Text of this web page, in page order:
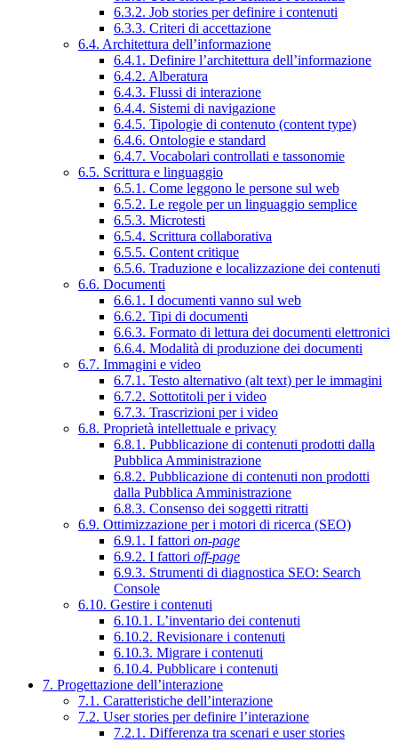
6.3.2. Job stories per definire i contenuti
6.3.3. Criteri di accettazione
6.4. Architettura dell’informazione
6.4.1. Definire l’architettura dell’informazione
6.4.2. Alberatura
6.4.3. Flussi di interazione
6.4.4. Sistemi di navigazione
6.4.5. Tipologie di contenuto (content type)
6.4.6. Ontologie e standard
6.4.7. Vocabolari controllati e tassonomie
6.5. Scrittura e linguaggio
6.5.1. Come leggono le persone sul web
6.5.2. Le regole per un linguaggio semplice
6.5.3. Microtesti
6.5.4. Scrittura collaborativa
6.5.5. Content critique
6.5.6. Traduzione e localizzazione dei contenuti
6.6. Documenti
6.6.1. I documenti vanno sul web
6.6.2. Tipi di documenti
6.6.3. Formato di lettura dei documenti elettronici
6.6.4. Modalità di produzione dei documenti
6.7. Immagini e video
6.7.1. Testo alternativo (alt text) per le immagini
6.7.2. Sottotitoli per i video
6.7.3. Trascrizioni per i video
6.8. Proprietà intellettuale e privacy
6.8.1. Pubblicazione di contenuti prodotti dalla
Pubblica Amministrazione
6.8.2. Pubblicazione di contenuti non prodotti
dalla Pubblica Amministrazione
6.8.3. Consenso dei soggetti ritratti
6.9. Ottimizzazione per i motori di ricerca (SEO)
6.9.1. I fattori on-page
6.9.2. I fattori off-page
6.9.3. Strumenti di diagnostica SEO: Search
Console
6.10. Gestire i contenuti
6.10.1. L’inventario dei contenuti
6.10.2. Revisionare i contenuti
6.10.3. Migrare i contenuti
6.10.4. Pubblicare i contenuti
7. Progettazione dell’interazione
7.1. Caratteristiche dell’interazione
7.2. User stories per definire l’interazione
7.2.1. Differenza tra scenari e user stories